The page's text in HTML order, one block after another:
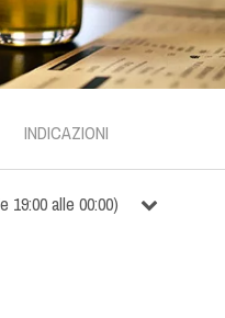
INDICAZIONI
19:00alle 00:00)